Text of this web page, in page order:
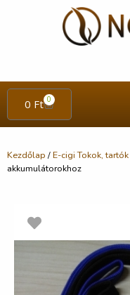
0 Ft 0
Kezdőlap /E-cigi Tokok, tartók
akkumulátorokhoz